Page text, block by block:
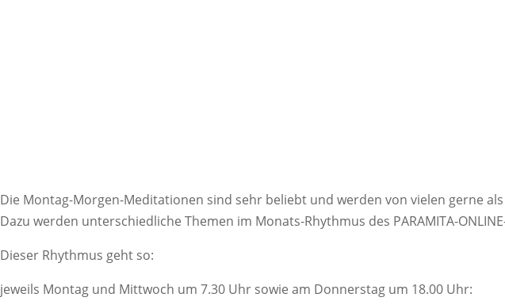
Die Montag-Morgen-Meditationen sind sehr beliebt und werden von vielen gerne
Dazu werden unterschiedliche Themen im Monats-Rhythmus des PARAMITA-
Dieser Rhythmus geht so:
jeweils Montag und Mittwoch um 7.30 Uhr sowie am Donnerstag um 18.00 Uhr: